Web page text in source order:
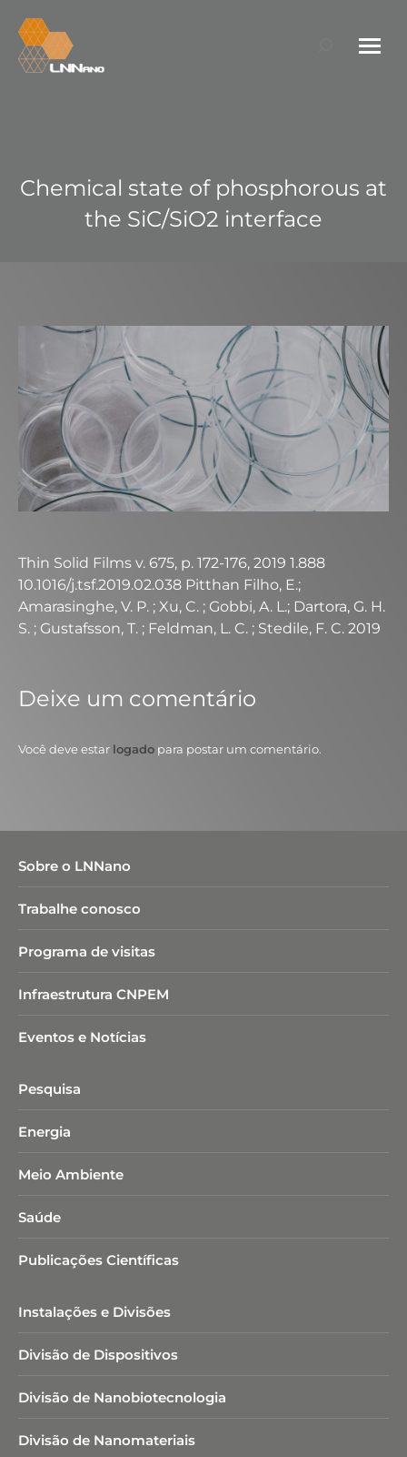
Search:
Chemical state of phosphorous at
the SiC/SiO2 interface
Thin Solid Films v. 675, p. 172-176, 2019 1.888
10.1016/j.tsf.2019.02.038 Pitthan Filho, E.;
Amarasinghe, V. P. ; Xu, C. ; Gobbi, A. L.; Dartora, G. H.
S. ; Gustafsson, T. ; Feldman, L. C. ; Stedile, F. C. 2019
Deixe um comentário
Você deve estar logado para postar um comentário.
Sobre o LNNano
Trabalhe conosco
Programa de visitas
Infraestrutura CNPEM
Eventos e Notícias
Pesquisa
Energia
Meio Ambiente
Saúde
Publicações Científicas
Instalações e Divisões
Divisão de Dispositivos
Divisão de Nanobiotecnologia​
Divisão de Nanomateriais